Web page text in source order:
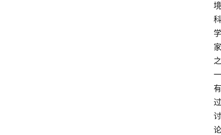
境
科
学
家
之
一
有
过
讨
论